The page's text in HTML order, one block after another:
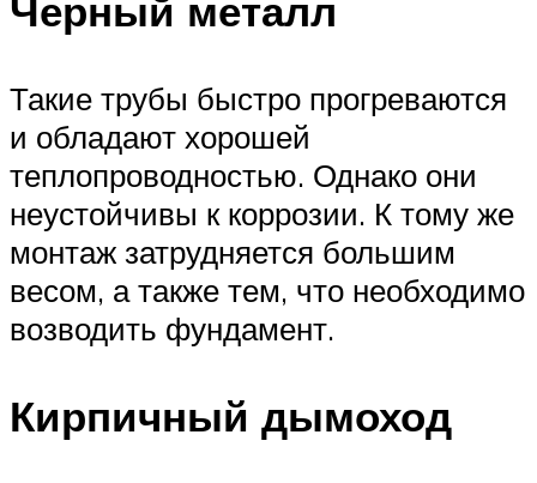
Черный металл
Такие трубы быстро прогреваются
и обладают хорошей
теплопроводностью. Однако они
неустойчивы к коррозии. К тому же
монтаж затрудняется большим
весом, а также тем, что необходимо
возводить фундамент.
Кирпичный дымоход